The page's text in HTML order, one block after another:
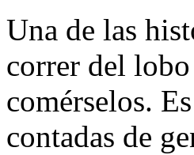
Una de las
correr del lobo
comérselos.
contadas de